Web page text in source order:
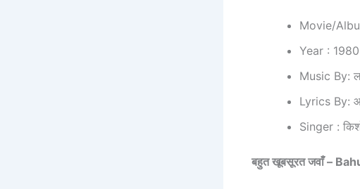
Movie/
Year : 1980
Music By:
Lyrics By:
Singer :
बहुत खूबसूरत जवाँ –